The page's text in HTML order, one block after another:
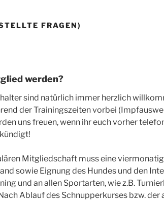
FRAGEN)
werden?
sind natürlich immer herzlich
der Trainingszeiten vorbei
uns freuen, wenn ihr euch vorher
Mitgliedschaft muss eine
sowie Eignung des Hundes und den
und an allen Sportarten, wie z.B.
Ablauf des Schnupperkurses bzw.